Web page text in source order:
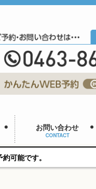
お問い合わせ
CONTACT